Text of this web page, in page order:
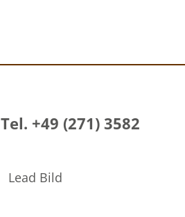
Tel. +49 (271) 3582